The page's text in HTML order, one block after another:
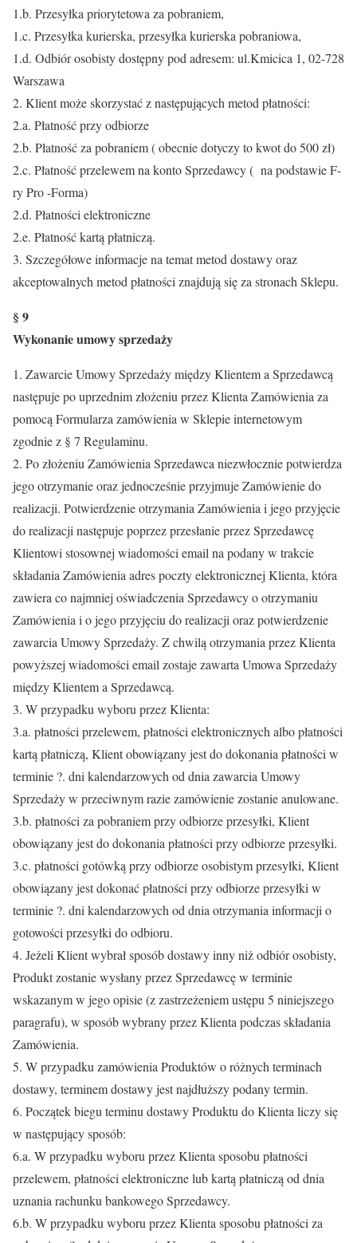
1.b. Przesyłka priorytetowa za pobraniem,
1.c. Przesyłka kurierska, przesyłka kurierska pobraniowa,
1.d. Odbiór osobisty dostępny pod adresem: ul.Kmicica 1, 02-728
Warszawa
2. Klient może skorzystać z następujących metod płatności:
2.a. Płatność przy odbiorze
2.b. Płatność za pobraniem ( obecnie dotyczy to kwot do 500 zł)
2.c. Płatność przelewem na konto Sprzedawcy ( na podstawie F-
ry Pro -Forma)
2.d. Płatności elektroniczne
2.e. Płatność kartą płatniczą.
3. Szczegółowe informacje na temat metod dostawy oraz
akceptowalnych metod płatności znajdują się za stronach Sklepu.
§ 9
Wykonanie umowy sprzedaży
1. Zawarcie Umowy Sprzedaży między Klientem a Sprzedawcą
następuje po uprzednim złożeniu przez Klienta Zamówienia za
pomocą Formularza zamówienia w Sklepie internetowym
zgodnie z § 7 Regulaminu.
2. Po złożeniu Zamówienia Sprzedawca niezwłocznie potwierdza
jego otrzymanie oraz jednocześnie przyjmuje Zamówienie do
realizacji. Potwierdzenie otrzymania Zamówienia i jego przyjęcie
do realizacji następuje poprzez przesłanie przez Sprzedawcę
Klientowi stosownej wiadomości email na podany w trakcie
składania Zamówienia adres poczty elektronicznej Klienta, która
zawiera co najmniej oświadczenia Sprzedawcy o otrzymaniu
Zamówienia i o jego przyjęciu do realizacji oraz potwierdzenie
zawarcia Umowy Sprzedaży. Z chwilą otrzymania przez Klienta
powyższej wiadomości email zostaje zawarta Umowa Sprzedaży
między Klientem a Sprzedawcą.
3. W przypadku wyboru przez Klienta:
3.a. płatności przelewem, płatności elektronicznych albo płatności
kartą płatniczą, Klient obowiązany jest do dokonania płatności w
terminie ?. dni kalendarzowych od dnia zawarcia Umowy
Sprzedaży w przeciwnym razie zamówienie zostanie anulowane.
3.b. płatności za pobraniem przy odbiorze przesyłki, Klient
obowiązany jest do dokonania płatności przy odbiorze przesyłki.
3.c. płatności gotówką przy odbiorze osobistym przesyłki, Klient
obowiązany jest dokonać płatności przy odbiorze przesyłki w
terminie ?. dni kalendarzowych od dnia otrzymania informacji o
gotowości przesyłki do odbioru.
4. Jeżeli Klient wybrał sposób dostawy inny niż odbiór osobisty,
Produkt zostanie wysłany przez Sprzedawcę w terminie
wskazanym w jego opisie (z zastrzeżeniem ustępu 5 niniejszego
paragrafu), w sposób wybrany przez Klienta podczas składania
Zamówienia.
5. W przypadku zamówienia Produktów o różnych terminach
dostawy, terminem dostawy jest najdłuższy podany termin.
6. Początek biegu terminu dostawy Produktu do Klienta liczy się
w następujący sposób:
6.a. W przypadku wyboru przez Klienta sposobu płatności
przelewem, płatności elektroniczne lub kartą płatniczą od dnia
uznania rachunku bankowego Sprzedawcy.
6.b. W przypadku wyboru przez Klienta sposobu płatności za